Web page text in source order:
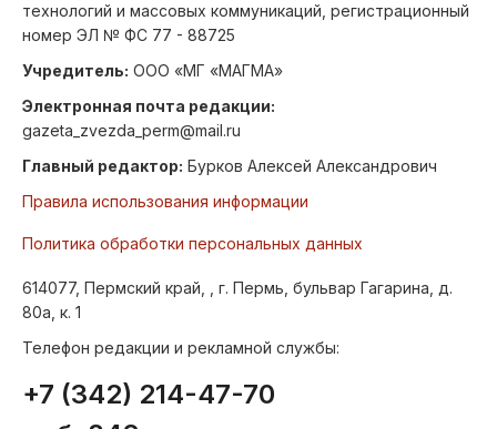
технологий и массовых коммуникаций, регистрационный
номер ЭЛ № ФС 77 - 88725
Учредитель: ООО «МГ «МАГМА»
Электронная почта редакции:
gazeta_zvezda_perm@mail.ru
Главный редактор: Бурков Алексей Александрович
Правила использования информации
Политика обработки персональных данных
614077, Пермский край, , г. Пермь, бульвар Гагарина, д.
80а, к. 1
Телефон редакции и рекламной службы:
+7 (342) 214-47-70